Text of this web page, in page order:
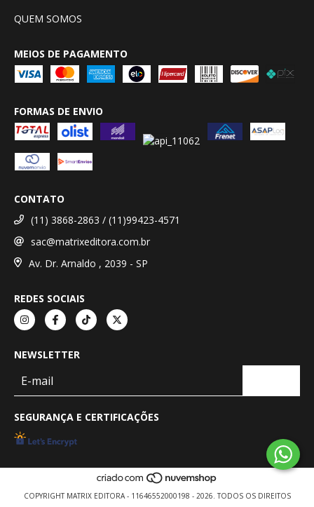
QUEM SOMOS
MEIOS DE PAGAMENTO
FORMAS DE ENVIO
CONTATO
(11) 3868-2863 / (11)99423-4571
sac@matrixeditora.com.br
Av. Dr. Arnaldo , 2039 - SP
REDES SOCIAIS
NEWSLETTER
SEGURANÇA E CERTIFICAÇÕES
COPYRIGHT MATRIX EDITORA - 11646552000198 - 2026. TODOS OS DIREITOS